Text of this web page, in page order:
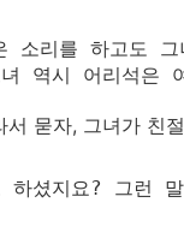
소리를 하고도 그
역시 어리석은
서 묻자, 그녀가 친
하셨지요? 그런